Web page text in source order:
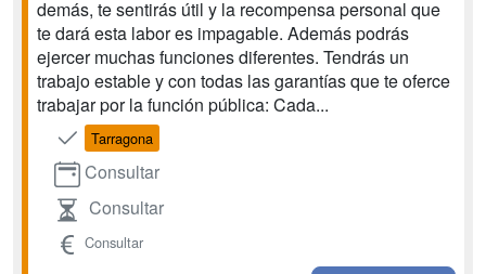
demás, te sentirás útil y la recompensa personal que
te dará esta labor es impagable. Además podrás
ejercer muchas funciones diferentes. Tendrás un
trabajo estable y con todas las garantías que te oferce
trabajar por la función pública: Cada...
Tarragona
Consultar
Consultar
Consultar